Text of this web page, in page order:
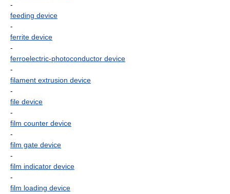
-
feeding device
-
ferrite device
-
ferroelectric-photoconductor device
-
filament extrusion device
-
file device
-
film counter device
-
film gate device
-
film indicator device
-
film loading device